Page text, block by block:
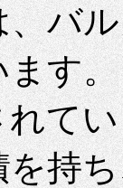
バル
す
て
持